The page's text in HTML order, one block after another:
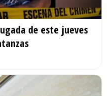
de este jueves